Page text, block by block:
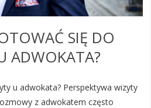
SIĘ DO
ADWOKATA?
u adwokata? Perspektywa wizyty
z adwokatem często